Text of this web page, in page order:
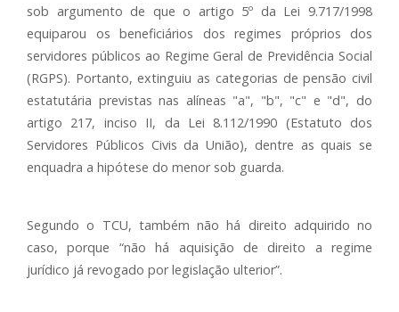
sob argumento de que o artigo 5º da Lei 9.717/1998
equiparou os beneficiários dos regimes próprios dos
servidores públicos ao Regime Geral de Previdência Social
(RGPS). Portanto, extinguiu as categorias de pensão civil
estatutária previstas nas alíneas "a", "b", "c" e "d", do
artigo 217, inciso II, da Lei 8.112/1990 (Estatuto dos
Servidores Públicos Civis da União), dentre as quais se
enquadra a hipótese do menor sob guarda.
Segundo o TCU, também não há direito adquirido no
caso, porque “não há aquisição de direito a regime
jurídico já revogado por legislação ulterior”.